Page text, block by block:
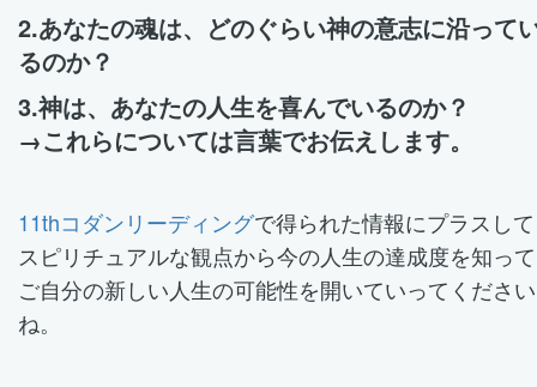
2.あなたの魂は、どのぐらい神の意志に沿って
るのか？
3.神は、あなたの人生を喜んでいるのか？
→これらについては言葉でお伝えします。
11thコダンリーディングで得られた情報にプラスし
スピリチュアルな観点から今の人生の達成度を知っ
ご自分の新しい人生の可能性を開いていってください
ね。